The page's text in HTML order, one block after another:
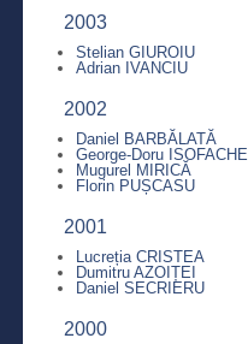
2003
Stelian GIUROIU
Adrian IVANCIU
2002
Daniel BARBĂLATĂ
George-Doru ISOFACHE
Mugurel MIRICĂ
Florin PUȘCASU
2001
Lucreția CRISTEA
Dumitru AZOIȚEI
Daniel SECRIERU
2000